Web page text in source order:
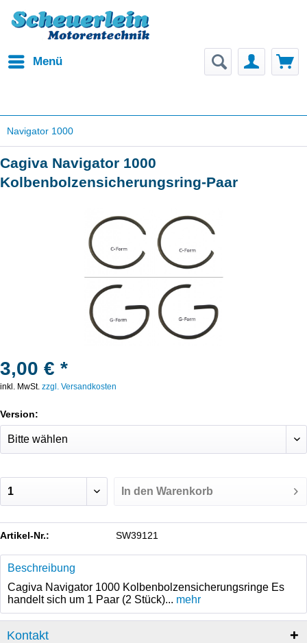
Menü
Navigator 1000
Cagiva Navigator 1000
Kolbenbolzensicherungsring-Paar
3,00 € *
inkl. MwSt. zzgl. Versandkosten
Version:
In den Warenkorb
Artikel-Nr.: SW39121
Beschreibung
Cagiva Navigator 1000 Kolbenbolzensicherungsringe Es
handelt sich um 1 Paar (2 Stück)... mehr
Kontakt